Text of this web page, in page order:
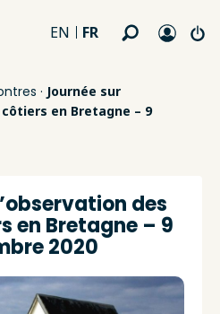
EN FR
· Journée sur
en Bretagne – 9
des
en Bretagne – 9
2020